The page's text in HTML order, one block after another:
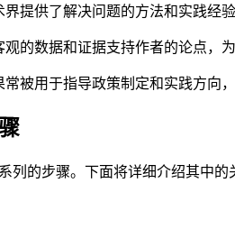
提供了解决问题的方法和实践经
的数据和证据支持作者的论点，
常被用于指导政策制定和实践方向
的步骤。下面将详细介绍其中的